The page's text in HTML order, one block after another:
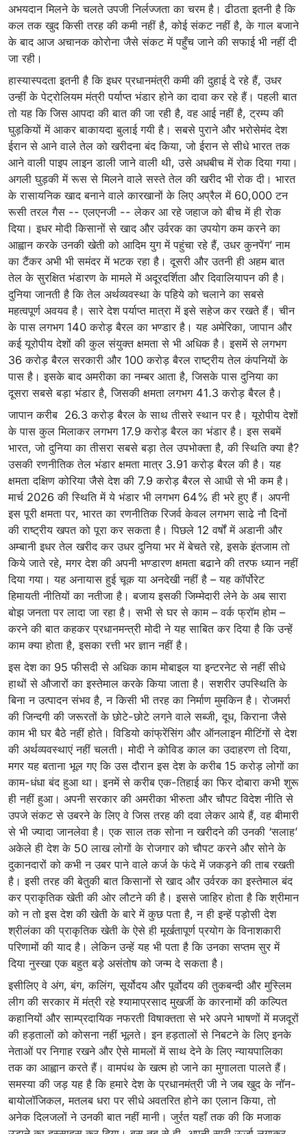
अभयदान मिलने के चलते उपजी निर्लज्जता का चरम है। ढीठता इतनी है कि
कल तक खुद किसी तरह की कमी नहीं है, कोई संकट नहीं है, के गाल बजाने
के बाद आज अचानक कोरोना जैसे संकट में पहुँच जाने की सफाई भी नहीं दी
जा रही।
हास्यास्पदता इतनी है कि इधर प्रधानमंत्री कमी की दुहाई दे रहे हैं, उधर
उन्हीं के पेट्रोलियम मंत्री पर्याप्त भंडार होने का दावा कर रहे हैं। पहली बात
तो यह कि जिस आपदा की बात की जा रही है, वह आई नहीं है, ट्रम्प की
घुड़कियों में आकर बाकायदा बुलाई गयी है। सबसे पुराने और भरोसेमंद देश
ईरान से आने वाले तेल को खरीदना बंद किया, जो ईरान से सीधे भारत तक
आने वाली पाइप लाइन डाली जाने वाली थी, उसे अधबीच में रोक दिया गया।
अगली घुड़की में रूस से मिलने वाले सस्ते तेल की खरीद भी रोक दी। भारत
के रासायनिक खाद बनाने वाले कारखानों के लिए अप्रैल में 60,000 टन
रूसी तरल गैस -- एलएनजी -- लेकर आ रहे जहाज को बीच में ही रोक
दिया। इधर मोदी किसानों से खाद और उर्वरक का उपयोग कम करने का
आह्वान करके उनकी खेती को आदिम युग में पहुंचा रहे हैं, उधर कुनपेंग’ नाम
का टैंकर अभी भी समंदर में भटक रहा है। दूसरी और उतनी ही अहम बात
तेल के सुरक्षित भंडारण के मामले में अदूरदर्शिता और दिवालियापन की है।
दुनिया जानती है कि तेल अर्थव्यवस्था के पहिये को चलाने का सबसे
महत्वपूर्ण अवयव है। सारे देश पर्याप्त मात्रा में इसे सहेज कर रखते हैं। चीन
के पास लगभग 140 करोड़ बैरल का भण्डार है। यह अमेरिका, जापान और
कई यूरोपीय देशों की कुल संयुक्त क्षमता से भी अधिक है। इसमें से लगभग
36 करोड़ बैरल सरकारी और 100 करोड़ बैरल राष्ट्रीय तेल कंपनियों के
पास है। इसके बाद अमरीका का नम्बर आता है, जिसके पास दुनिया का
दूसरा सबसे बड़ा भंडार है, जिसकी क्षमता लगभग 41.3 करोड़ बैरल है।
जापान करीब 26.3 करोड़ बैरल के साथ तीसरे स्थान पर है। यूरोपीय देशों
के पास कुल मिलाकर लगभग 17.9 करोड़ बैरल का भंडार है। इस सबमें
भारत, जो दुनिया का तीसरा सबसे बड़ा तेल उपभोक्ता है, की स्थिति क्या है?
उसकी रणनीतिक तेल भंडार क्षमता मात्र 3.91 करोड़ बैरल की है। यह
क्षमता दक्षिण कोरिया जैसे देश की 7.9 करोड़ बैरल से आधी से भी कम है।
मार्च 2026 की स्थिति में ये भंडार भी लगभग 64% ही भरे हुए हैं। अपनी
इस पूरी क्षमता पर, भारत का रणनीतिक रिजर्व केवल लगभग साढे नौ दिनों
की राष्ट्रीय खपत को पूरा कर सकता है। पिछले 12 वर्षों में अडानी और
अम्बानी इधर तेल खरीद कर उधर दुनिया भर में बेचते रहे, इसके इंतजाम तो
किये जाते रहे, मगर देश की अपनी भण्डारण क्षमता बढाने की तरफ ध्यान नहीं
दिया गया। यह अनायास हुई चूक या अनदेखी नहीं है – यह कॉर्पोरेट
हिमायती नीतियों का नतीजा है। बजाय इसकी जिम्मेदारी लेने के अब सारा
बोझ जनता पर लादा जा रहा है। सभी से घर से काम – वर्क फ्रॉम होम –
करने की बात कहकर प्रधानमन्त्री मोदी ने यह साबित कर दिया है कि उन्हें
काम क्या होता है, इसका रत्ती भर ज्ञान नहीं है।
इस देश का 95 फीसदी से अधिक काम मोबाइल या इन्टरनेट से नहीं सीधे
हाथों से औजारों का इस्तेमाल करके किया जाता है। सशरीर उपस्थिति के
बिना न उत्पादन संभव है, न किसी भी तरह का निर्माण मुमकिन है। रोजमर्रा
की जिन्दगी की जरूरतों के छोटे-छोटे लगने वाले सब्जी, दूध, किराना जैसे
काम भी घर बैठे नहीं होते। विडियो कांफ्रेंसिंग और ऑनलाइन मीटिंगों से देश
की अर्थव्यवस्थाएं नहीं चलती। मोदी ने कोविड काल का उदाहरण तो दिया,
मगर यह बताना भूल गए कि उस दौरान इस देश के करीब 15 करोड़ लोगों का
काम-धंधा बंद हुआ था। इनमें से करीब एक-तिहाई का फिर दोबारा कभी शुरू
ही नहीं हुआ। अपनी सरकार की अमरीका भीरुता और चौपट विदेश नीति से
उपजे संकट से उबरने के लिए वे जिस तरह की दवा लेकर आये हैं, वह बीमारी
से भी ज्यादा जानलेवा है। एक साल तक सोना न खरीदने की उनकी ‘सलाह’
अकेले ही देश के 50 लाख लोगों के रोजगार को चौपट करने और सोने के
दुकानदारों को कभी न उबर पाने वाले कर्ज के फंदे में जकड़ने की ताब रखती
है। इसी तरह की बेतुकी बात किसानों से खाद और उर्वरक का इस्तेमाल बंद
कर प्राकृतिक खेती की ओर लौटने की है। इससे जाहिर होता है कि श्रीमान
को न तो इस देश की खेती के बारे में कुछ पता है, न ही इन्हें पड़ोसी देश
श्रीलंका की प्राकृतिक खेती के ऐसे ही मूर्खतापूर्ण प्रयोग के विनाशकारी
परिणामों की याद है। लेकिन उन्हें यह भी पता है कि उनका सप्तम सुर में
दिया नुस्खा एक बहुत बड़े असंतोष को जन्म दे सकता है।
इसीलिए वे अंग, बंग, कलिंग, सूर्योदय और पूर्वोदय की तुकबन्दी और मुस्लिम
लीग की सरकार में मंत्री रहे श्यामाप्रसाद मुखर्जी के कारनामों की कल्पित
कहानियों और साम्प्रदायिक नफरती विषाक्तता से भरे अपने भाषणों में मजदूरों
की हड़तालों को कोसना नहीं भूलते। इन हड़तालों से निबटने के लिए इनके
नेताओं पर निगाह रखने और ऐसे मामलों में साथ देने के लिए न्यायपालिका
तक का आह्वान करते हैं। वामपंथ के खत्म हो जाने का मुगालता पालते हैं।
समस्या की जड़ यह है कि हमारे देश के प्रधानमंत्री जी ने जब खुद के नॉन-
बायोलॉजिकल, मतलब धरा पर सीधे अवतरित होने का एलान किया, तो
अनेक दिलजलों ने उनकी बात नहीं मानी। जुर्रत यहाँ तक की कि मजाक